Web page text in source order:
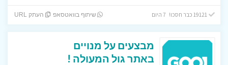
שיתוף בוואטסאפ העתק URL
מבצעים על מנויים
באתר גול המעולה !